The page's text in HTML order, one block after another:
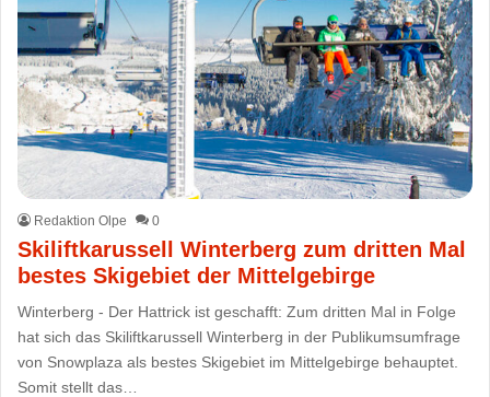
Redaktion Olpe 0
Skiliftkarussell Winterberg zum dritten Mal
bestes Skigebiet der Mittelgebirge
Winterberg - Der Hattrick ist geschafft: Zum dritten Mal in Folge
hat sich das Skiliftkarussell Winterberg in der Publikumsumfrage
von Snowplaza als bestes Skigebiet im Mittelgebirge behauptet.
Somit stellt das…